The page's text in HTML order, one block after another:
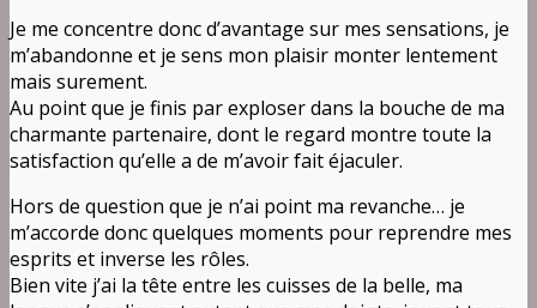
Je me concentre donc d’avantage sur mes sensations, je
m’abandonne et je sens mon plaisir monter lentement
mais surement.
Au point que je finis par exploser dans la bouche de ma
charmante partenaire, dont le regard montre toute la
satisfaction qu’elle a de m’avoir fait éjaculer.
Hors de question que je n’ai point ma revanche… je
m’accorde donc quelques moments pour reprendre mes
esprits et inverse les rôles.
Bien vite j’ai la tête entre les cuisses de la belle, ma